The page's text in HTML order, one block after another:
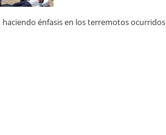
énfasis en los terremotos ocurridos